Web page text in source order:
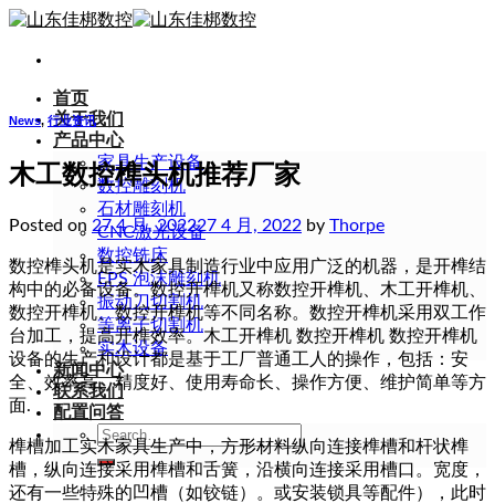
Skip
content
首页
关于我们
产品中心
家具生产设备
数控雕刻机
石材雕刻机
CNC激光设备
数控铣床
EPS 泡沫雕刻机
振动刀切割机
等离子切割机
实木设备
新闻中心
联系我们
配置问答
Search
for:
News, 行业资讯
木工数控榫头机推荐厂家
Posted on 27 4 月, 202227 4 月, 2022 by Thorpe
数控榫头机是实木家具制造行业中应用广泛的机器，是开榫结
构中的必备设备。数控开榫机又称数控开榫机、木工开榫机、
数控开榫机、数控开榫机等不同名称。数控开榫机采用双工作
台加工，提高开榫效率。木工开榫机 数控开榫机 数控开榫机
设备的生产和设计都是基于工厂普通工人的操作，包括：安
全、效率高、精度好、使用寿命长、操作方便、维护简单等方
面.
榫槽加工实木家具生产中，方形材料纵向连接榫槽和杆状榫
槽，纵向连接采用榫槽和舌簧，沿横向连接采用槽口。宽度，
还有一些特殊的凹槽（如铰链）。或安装锁具等配件），此时